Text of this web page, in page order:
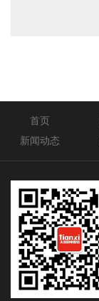
首页
新闻动态